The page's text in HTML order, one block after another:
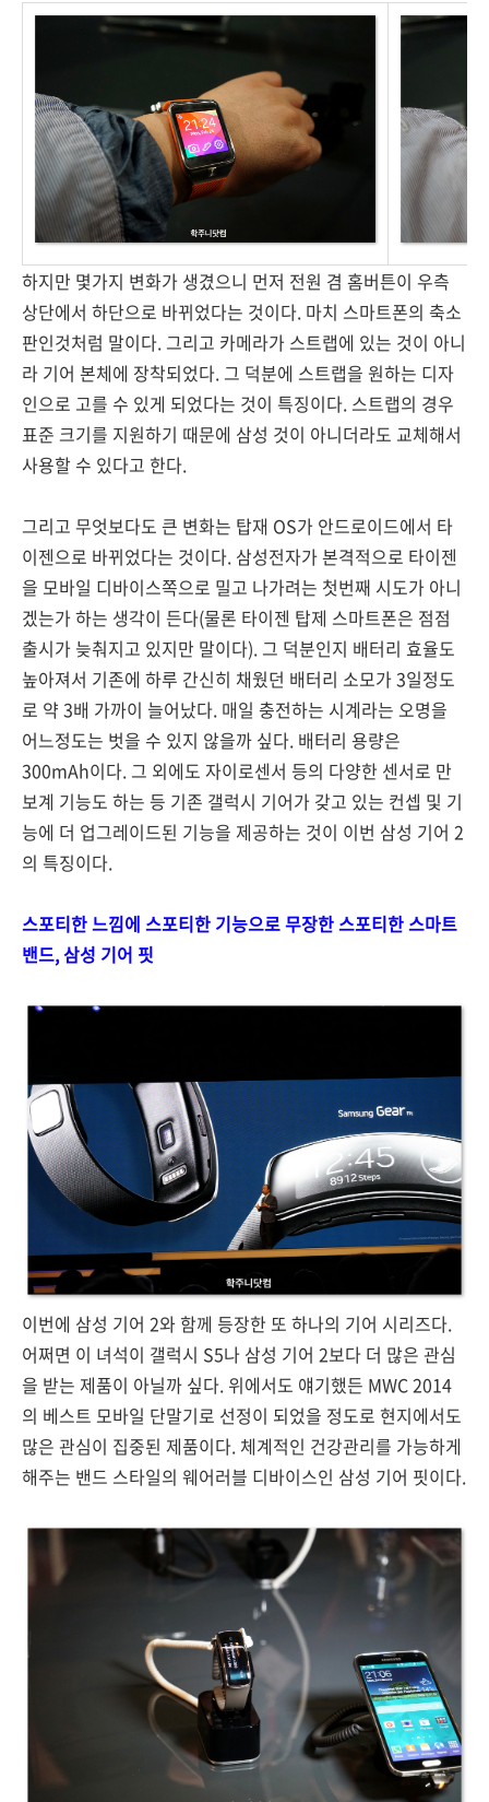
하지만 몇가지 변화가 생겼으니 먼저 전원 겸 홈버튼이 우측
상단에서 하단으로 바뀌었다는 것이다. 마치 스마트폰의 축소
판인것처럼 말이다. 그리고 카메라가 스트랩에 있는 것이 아니
라 기어 본체에 장착되었다. 그 덕분에 스트랩을 원하는 디자
인으로 고를 수 있게 되었다는 것이 특징이다. 스트랩의 경우
표준 크기를 지원하기 때문에 삼성 것이 아니더라도 교체해서
사용할 수 있다고 한다.
그리고 무엇보다도 큰 변화는 탑재 OS가 안드로이드에서 타
이젠으로 바뀌었다는 것이다. 삼성전자가 본격적으로 타이젠
을 모바일 디바이스쪽으로 밀고 나가려는 첫번째 시도가 아니
겠는가 하는 생각이 든다(물론 타이젠 탑제 스마트폰은 점점
출시가 늦춰지고 있지만 말이다). 그 덕분인지 배터리 효율도
높아져서 기존에 하루 간신히 채웠던 배터리 소모가 3일정도
로 약 3배 가까이 늘어났다. 매일 충전하는 시계라는 오명을
어느정도는 벗을 수 있지 않을까 싶다. 배터리 용량은
300mAh이다. 그 외에도 자이로센서 등의 다양한 센서로 만
보계 기능도 하는 등 기존 갤럭시 기어가 갖고 있는 컨셉 및 기
능에 더 업그레이드된 기능을 제공하는 것이 이번 삼성 기어 2
의 특징이다.
스포티한 느낌에 스포티한 기능으로 무장한 스포티한 스마트
밴드, 삼성 기어 핏
이번에 삼성 기어 2와 함께 등장한 또 하나의 기어 시리즈다.
어쩌면 이 녀석이 갤럭시 S5나 삼성 기어 2보다 더 많은 관심
을 받는 제품이 아닐까 싶다. 위에서도 얘기했든 MWC 2014
의 베스트 모바일 단말기로 선정이 되었을 정도로 현지에서도
많은 관심이 집중된 제품이다. 체계적인 건강관리를 가능하게
해주는 밴드 스타일의 웨어러블 디바이스인 삼성 기어 핏이다.